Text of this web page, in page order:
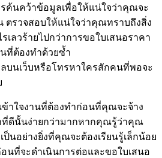
ค้นคว้าข้อมูลเพื่อให้แน่ใจว่าคุณจะ
ตรวจสอบให้แน่ใจว่าคุณทราบถึงสิ่ง
เลวร้ายไปกว่าการขอใบเสนอราคา
ที่ต้องทำด้วยซ้ำ
บนเว็บหรือโทรหาใครสักคนที่พอจะ
าใจงานที่ต้องทำก่อนที่คุณจะจ้าง
ที่ดีนั้นง่ายกว่ามากหากคุณรู้ว่าคุณ
ป็นอย่างยิ่งที่คุณจะต้องเรียนรู้เล็กน้อย
นที่จะดำเนินการต่อและขอใบเสนอ